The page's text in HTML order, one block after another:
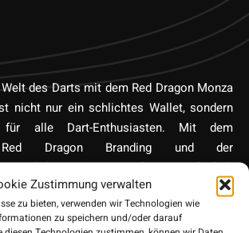
Zustimmung verwalten
zu bieten, verwenden wir Technologien wie
zu speichern und/oder darauf
des Darts mit dem Red Dragon Monza
nicht nur ein schlichtes Wallet, sondern
alle Dart-Enthusiasten. Mit dem
Red Dragon Branding und der
Snakebite Prägung werden Sie sicherlich
es ist nicht nur das Aussehen, das
ist so gestaltet, dass es mehrere
Zubehör bequem aufnehmen